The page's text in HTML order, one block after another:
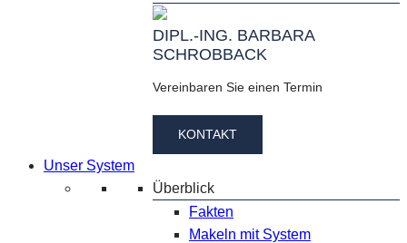
DIPL.-ING. BARBARA
SCHROBBACK
Vereinbaren Sie einen Termin
KONTAKT
Unser System
Überblick
Fakten
Makeln mit System